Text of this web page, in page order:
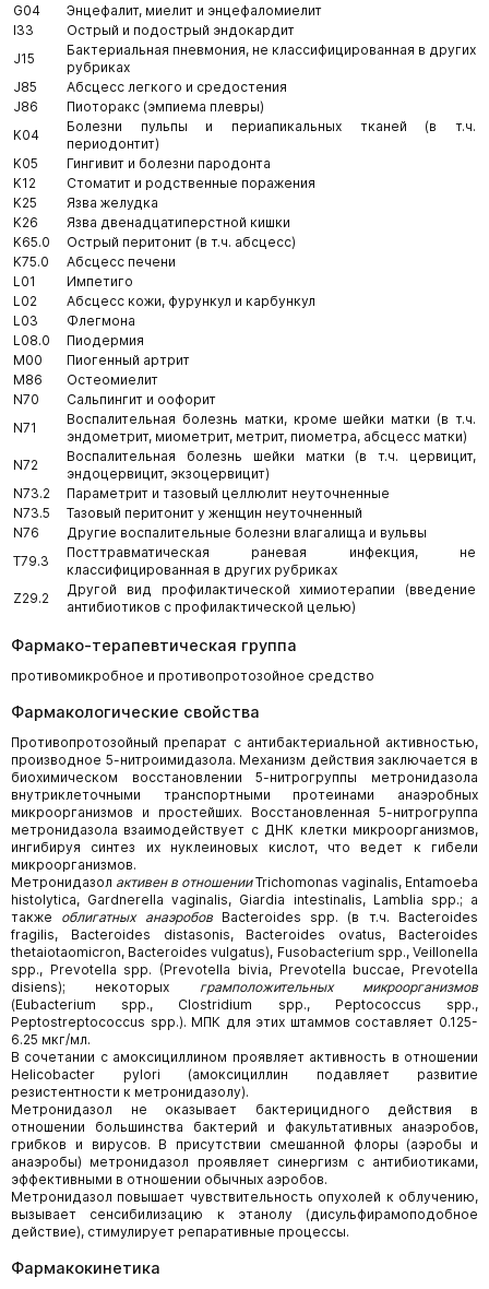
G04
Энцефалит, миелит и энцефаломиелит
I33
Острый и подострый эндокардит
J15
Бактериальная пневмония, не классифицированная в других
рубриках
J85
Абсцесс легкого и средостения
J86
Пиоторакс (эмпиема плевры)
K04
Болезни пульпы и периапикальных тканей (в т.ч.
периодонтит)
K05
Гингивит и болезни пародонта
K12
Стоматит и родственные поражения
K25
Язва желудка
K26
Язва двенадцатиперстной кишки
K65.0
Острый перитонит (в т.ч. абсцесс)
K75.0
Абсцесс печени
L01
Импетиго
L02
Абсцесс кожи, фурункул и карбункул
L03
Флегмона
L08.0
Пиодермия
M00
Пиогенный артрит
M86
Остеомиелит
N70
Сальпингит и оофорит
N71
Воспалительная болезнь матки, кроме шейки матки (в т.ч.
эндометрит, миометрит, метрит, пиометра, абсцесс матки)
N72
Воспалительная болезнь шейки матки (в т.ч. цервицит,
эндоцервицит, экзоцервицит)
N73.2
Параметрит и тазовый целлюлит неуточненные
N73.5
Тазовый перитонит у женщин неуточненный
N76
Другие воспалительные болезни влагалища и вульвы
T79.3
Посттравматическая раневая инфекция, не
классифицированная в других рубриках
Z29.2
Другой вид профилактической химиотерапии (введение
антибиотиков с профилактической целью)
Фармако-терапевтическая группа
противомикробное и противопротозойное средство
Фармакологические свойства
Противопротозойный препарат с антибактериальной активностью,
производное 5-нитроимидазола. Механизм действия заключается в
биохимическом восстановлении 5-нитрогруппы метронидазола
внутриклеточными транспортными протеинами анаэробных
микроорганизмов и простейших. Восстановленная 5-нитрогруппа
метронидазола взаимодействует с ДНК клетки микроорганизмов,
ингибируя синтез их нуклеиновых кислот, что ведет к гибели
микроорганизмов.
Метронидазол активен в отношенииTrichomonas vaginalis, Entamoeba
histolytica, Gardnerella vaginalis, Giardia intestinalis, Lamblia spp.; а
также облигатных анаэробовBacteroides spp. (в т.ч. Bacteroides
fragilis, Bacteroides distasonis, Bacteroides ovatus, Bacteroides
thetaiotaomicron, Bacteroides vulgatus), Fusobacterium spp., Veillonella
spp., Prevotella spp. (Prevotella bivia, Prevotella buccae, Prevotella
disiens); некоторых грамположительных микроорганизмов
(Eubacterium spp., Clostridium spp., Peptococcus spp.,
Peptostreptococcus spp.). МПК для этих штаммов составляет 0.125-
6.25 мкг/мл.
В сочетании с амоксициллином проявляет активность в отношении
Helicobacter pylori (амоксициллин подавляет развитие
резистентности к метронидазолу).
Метронидазол не оказывает бактерицидного действия в
отношении большинства бактерий и факультативных анаэробов,
грибков и вирусов. В присутствии смешанной флоры (аэробы и
анаэробы) метронидазол проявляет синергизм с антибиотиками,
эффективными в отношении обычных аэробов.
Метронидазол повышает чувствительность опухолей к облучению,
вызывает сенсибилизацию к этанолу (дисульфирамоподобное
действие), стимулирует репаративные процессы.
Фармакокинетика